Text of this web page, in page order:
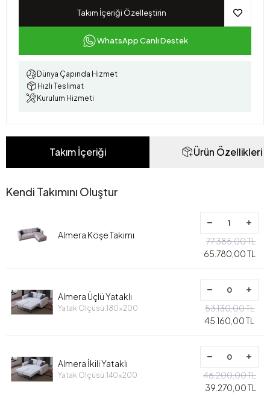
Takım İçeriği Özelleştirin
WhatsApp Canlı Destek
Dünya Çapında Hizmet
Hızlı Teslimat
Kurulum Hizmeti
Takım İçeriği Ürün Özellikleri
Kendi Takımını Oluştur
Almera Köşe Takımı
77.385,00 TL
65.780,00 TL
Almera Üçlü Yataklı
Yatak Ölçüsü:180x200
53.130,00 TL
45.160,00 TL
Almera İkili Yataklı
Yatak Ölçüsü:140x200
46.200,00 TL
39.270,00 TL